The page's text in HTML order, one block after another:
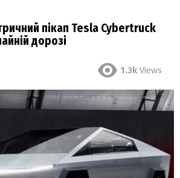
пікап Tesla Cybertruck
дорозі
1.3k Views